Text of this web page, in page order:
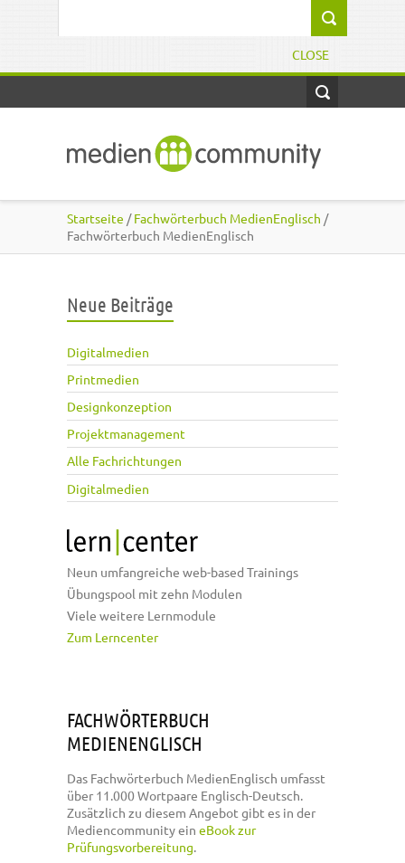
CLOSE
Startseite /Fachwörterbuch MedienEnglisch /
Fachwörterbuch MedienEnglisch
Neue Beiträge
Digitalmedien
Printmedien
Designkonzeption
Projektmanagement
Alle Fachrichtungen
Digitalmedien
Neun umfangreiche web-based Trainings
Übungspool mit zehn Modulen
Viele weitere Lernmodule
Zum Lerncenter
FACHWÖRTERBUCH
MEDIENENGLISCH
Das Fachwörterbuch MedienEnglisch umfasst
über 11.000 Wortpaare Englisch-Deutsch.
Zusätzlich zu diesem Angebot gibt es in der
Mediencommunity ein eBook zur
Prüfungsvorbereitung.